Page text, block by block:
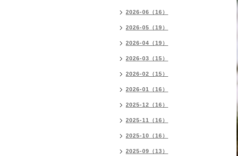
2026-06（16）
2026-05（19）
2026-04（19）
2026-03（15）
2026-02（15）
2026-01（16）
2025-12（16）
2025-11（16）
2025-10（16）
2025-09（13）